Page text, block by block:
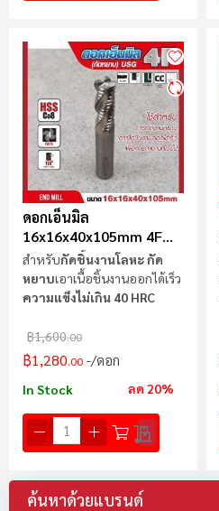
ดอกเอ็นมิล
16x16x40x105mm 4F
(กัดหยาบ) USG
สำหรับกัดชิ้นงานโลหะ กัด
หยาบเอาเนื้อชิ้นงานออกได้เร็ว
ความแข็งไม่เกิน 40 HRC
฿1,600.00
฿1,280.00 /ดอก
In Stock ลด 20%
ค้นหาด้วยแบรนด์